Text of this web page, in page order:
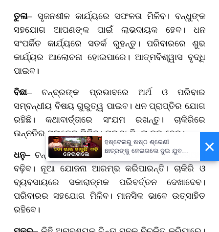
ତୁଳା– ସୃଜନଶୀଳ କାର୍ଯ୍ୟରେ ସଫଳତା ମିଳିବ। ବନ୍ଧୁଙ୍କ
ସହଯୋଗ ଆପଣଙ୍କ ପାଇଁ ଲାଭଦାୟକ ହେବ। ଧନ
ସଂପର୍କିତ କାର୍ଯ୍ୟରେ ସତର୍କ ରୁହନ୍ତୁ। ପରିବାରରେ ଶୁଭ
କାର୍ଯ୍ୟର ଆଲୋଚନା ହୋଇପାରେ। ଆତ୍ମବିଶ୍ୱାସ ବୃଦ୍ଧି
ପାଇବ।
ବିଛା– ଚନ୍ଦ୍ରଙ୍କ ପ୍ରଭାବରେ ଅର୍ଥ ଓ ପରିବାର
ସମ୍ବନ୍ଧୀୟ ବିଷୟ ଗୁରୁତ୍ୱ ପାଇବ। ଧନ ପ୍ରାପ୍ତିର ଯୋଗ
ରହିଛି। କଥାବାର୍ତ୍ତାରେ ସଂଯମ ରଖନ୍ତୁ। ଚାକିରିରେ
ଉନ୍ନତିର ସଙ୍କେତ ମିଳିବ। ପୁରୁଣା ଚିନ୍ତା ଦୂର ହେବ।
ଧନୁ– ଚନ୍ଦ୍ର ଆପଣଙ୍କ ରାଶିରେ ଥିବାରୁ ଆତ୍ମବିଶ୍ୱାସ
ବଢ଼ିବ। ନୂଆ ଯୋଜନା ଆରମ୍ଭ କରିପାରନ୍ତି। ଚାକିରି ଓ
ବ୍ୟବସାୟରେ ସକାରାତ୍ମକ ପରିବର୍ତ୍ତନ ଦେଖାଦେବ।
ପରିବାରର ସହଯୋଗ ମିଳିବ। ମାନସିକ ଭାବେ ଉତ୍ସାହିତ
ରହିବେ।
×
ହଷ୍ଟେଲରୁ ଷଷ୍ଠ ଶ୍ରେଣୀ
ଛାତ୍ରଙ୍କୁ ନେଇଗଲେ ଦୁଇ ଯୁବକ,
ପୁଅକୁ ଖୋଜି ଆଣିବାକୁ ମାଆଙ୍କ
ନିବେଦନ